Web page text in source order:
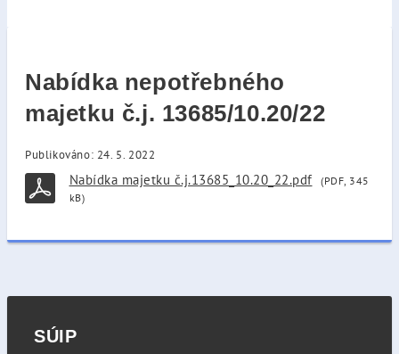
Nabídka nepotřebného
majetku č.j. 13685/10.20/22
Publikováno: 24. 5. 2022
Nabídka majetku č.j.13685_10.20_22.pdf
(PDF, 345
kB)
SÚIP